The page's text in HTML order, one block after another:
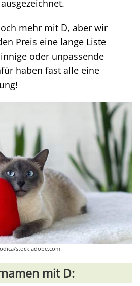
mehr mit D, aber wir
Preis eine lange Liste
oder unpassende
haben fast alle eine
stock.adobe.com
mit D: